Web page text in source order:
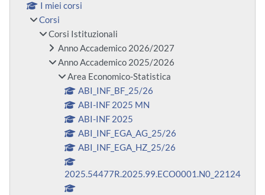
I miei corsi
Corsi
Corsi Istituzionali
Anno Accademico 2026/2027
Anno Accademico 2025/2026
Area Economico-Statistica
ABI_INF_BF_25/26
ABI-INF 2025 MN
ABI-INF 2025
ABI_INF_EGA_AG_25/26
ABI_INF_EGA_HZ_25/26
2025.54477R.2025.99.ECO0001.N0_22124